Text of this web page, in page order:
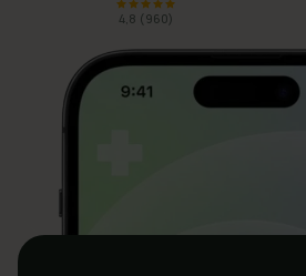
4,8 ( 960)